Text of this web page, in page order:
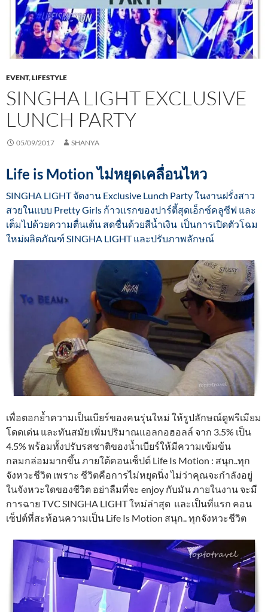
EVENT,LIFESTYLE
SINGHA LIGHT EXCLUSIVE
LUNCH PARTY
05/09/2017 SHANYA
Life is Motion ไม่หยุดเคลื่อนไหว
SINGHA LIGHT จัดงาน Exclusive Lunch Party ในงานฝรั่งสาว
สวยในแบบ Pretty Girls ก้าวแรกของปาร์ตี้สุดเอ็กซ์คลูซีฟ และ
เต็มไปด้วยความตื่นเต้น สดชื่นด้วยสีน้ำเงิน เป็นการเปิดตัวโฉม
ใหม่ผลิตภัณฑ์ SINGHA LIGHT และปรับภาพลักษณ์
เพื่อตอกย้ำความเป็นเบียร์ของคนรุ่นใหม่ ให้รูปลักษณ์ดูพรีเมียม
โดดเด่น และทันสมัย เพิ่มปริมาณแอลกอฮอลล์ จาก 3.5% เป็น
4.5% พร้อมทั้งปรับรสชาติของน้ำเบียร์ให้มีความเข้มข้น
กลมกล่อมมากขึ้น ภายใต้คอนเซ็ปต์ Life Is Motion : สนุก..ทุก
จังหวะชีวิต เพราะ ชีวิตคือการไม่หยุดนิ่ง ไม่ว่าคุณจะกำลังอยู่
ในจังหวะใดของชีวิต อย่าลืมที่จะ enjoy กับมัน ภายในงาน จะมี
การฉาย TVC SINGHA LIGHT ใหม่ล่าสุด และเป็นที่แรก คอน
เซ็ปต์ที่สะท้อนความเป็น Life Is Motion สนุก.. ทุกจังหวะชีวิต